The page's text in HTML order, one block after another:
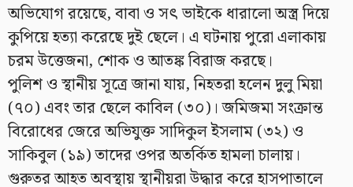
অভিযোগ রয়েছে, বাবা ও সৎ ভাইকে ধারালো অস্ত্র দিয়ে
কুপিয়ে হত্যা করেছে দুই ছেলে। এ ঘটনায় পুরো এলাকায়
চরম উত্তেজনা, শোক ও আতঙ্ক বিরাজ করছে।
পুলিশ ও স্থানীয় সূত্রে জানা যায়, নিহতরা হলেন দুলু মিয়া
(৭০) এবং তার ছেলে কাবিল (৩০)। জমিজমা সংক্রান্ত
বিরোধের জেরে অভিযুক্ত সাদিকুল ইসলাম (৩২) ও
সাকিবুল (১৯) তাদের ওপর অতর্কিত হামলা চালায়।
গুরুতর আহত অবস্থায় স্থানীয়রা উদ্ধার করে হাসপাতালে